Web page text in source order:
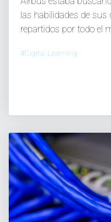
las habilidades de sus
repartidos por todo el
#Digital Learning